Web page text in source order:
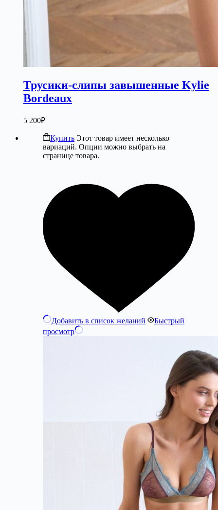
Трусики-слипы завышенные Kylie
Bordeaux
5 200₽
Купить Этот товар имеет несколько
вариаций. Опции можно выбрать на
странице товара.
Добавить в список желаний
Быстрый
просмотр